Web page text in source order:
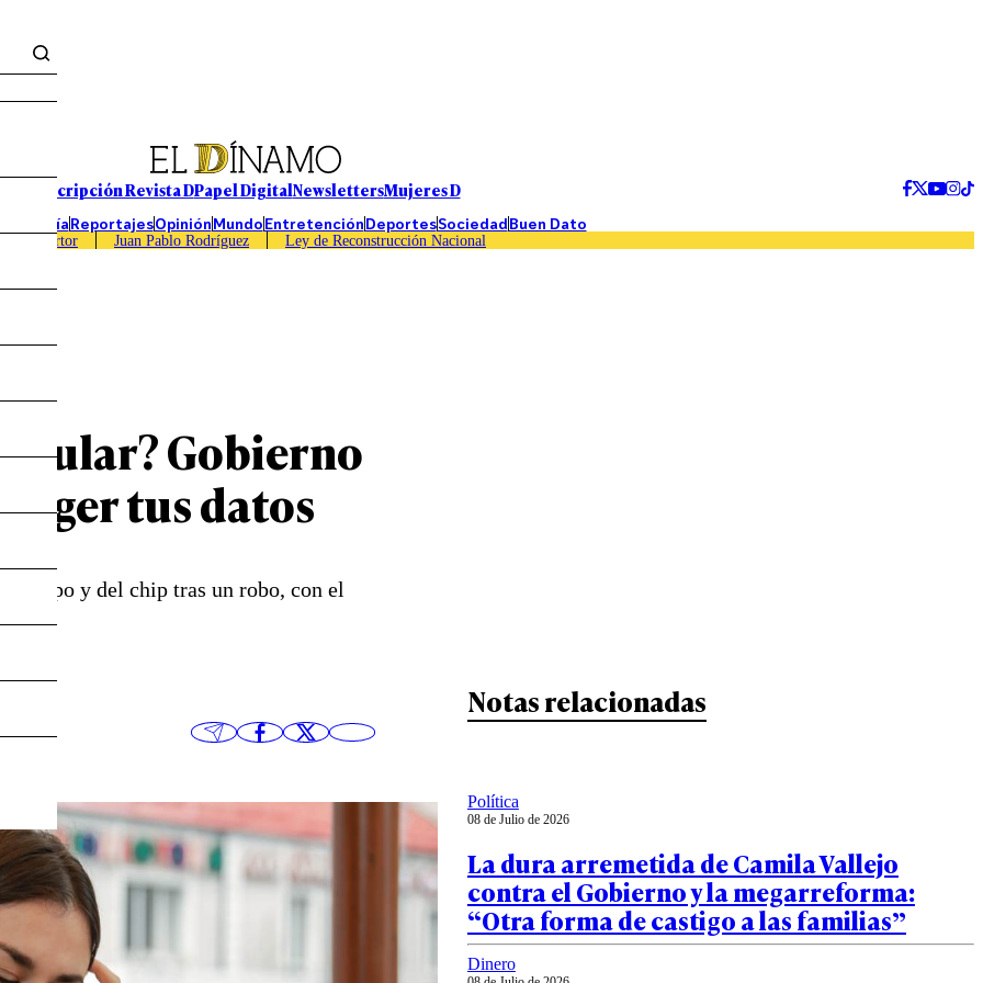
Suscripción Revista DPapel DigitalNewslettersMujeres D
EconomíaReportajesOpiniónMundoEntretenciónDeportesSociedadBuen Dato
Caso Sartor Juan Pablo Rodríguez Ley de Reconstrucción Nacional
Gobierno
tus datos
y del chip tras un robo, con el
Notas relacionadas
Política
08 de Julio de 2026
La dura arremetida de Camila Vallejo
contra el Gobierno y la megarreforma:
“Otra forma de castigo a las familias”
Dinero